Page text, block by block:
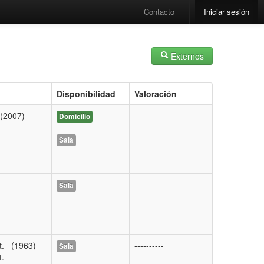
Contacto Iniciar sesión
Externos
Disponibilidad Valoración
Domicilio
Sala
----------
Sala ----------
(1963)
Sala ----------